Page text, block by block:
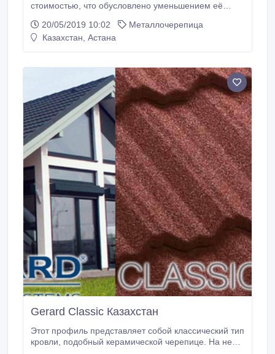
стоимостью, что обусловлено уменьшением её
кровельных листов образуется панель, подобная
керамической поверхности. Соединять панели друг
20/05/2019 10:02
Металлочерепица
Казахстан, Астана
Gerard Classic Казахстан
Этот профиль представляет собой классический тип
кровли, подобный керамической черепице. На ней